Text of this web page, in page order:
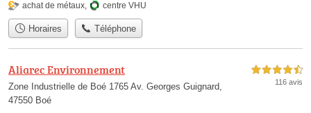
achat de métaux, centre VHU
Horaires Téléphone
Aliarec Environnement
Zone Industrielle de Boé 1765 Av. Georges Guignard,
47550 Boé
4,5 étoiles sur 5
116 avis